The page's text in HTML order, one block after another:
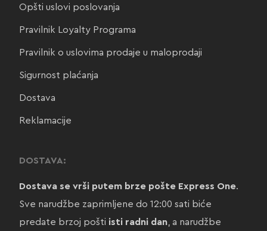
Opšti uslovi poslovanja
Pravilnik Loyalty Programa
Pravilnik o uslovima prodaje u maloprodaji
Sigurnost plaćanja
Dostava
Reklamacije
DOSTAVA:
Dostava se vrši putem brze pošte Express One.
Sve narudžbe zaprimljene do 12:00 sati biće
predate brzoj pošti isti radni dan, a narudžbe